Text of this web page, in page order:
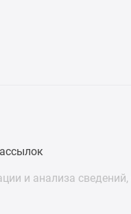
и анализа